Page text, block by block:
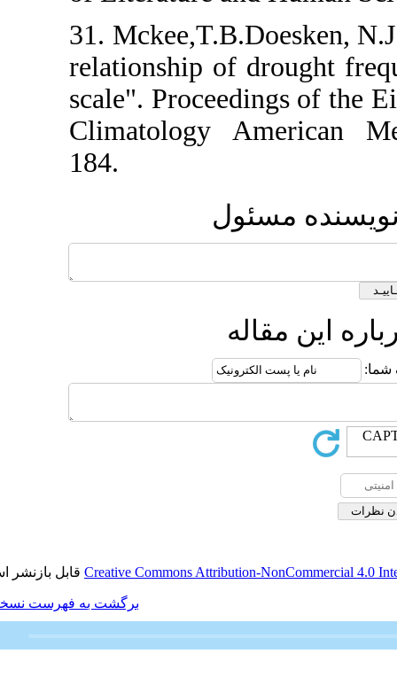
31.
relationship of
scale".
Climatology
Creative Commonsقابل بازنشر است.
برگشت به فهرست نسخه ها